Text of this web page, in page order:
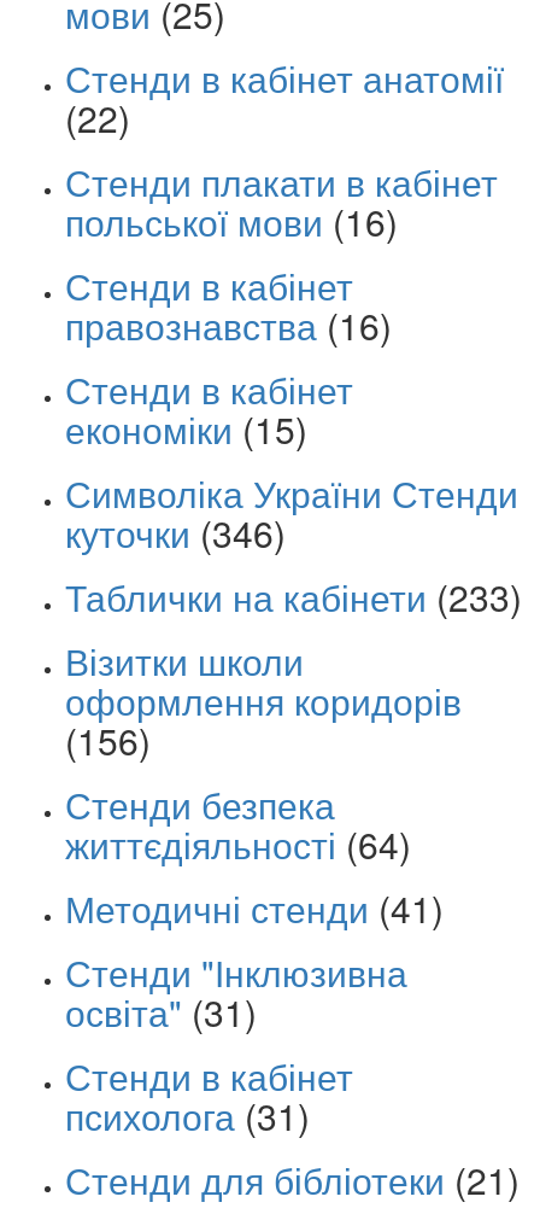
мови (25)
Стенди в кабінет анатомії
(22)
Стенди плакати в кабінет
польської мови (16)
Стенди в кабінет
правознавства (16)
Стенди в кабінет
економіки (15)
Символіка України Стенди
куточки (346)
Таблички на кабінети (233)
Візитки школи
оформлення коридорів
(156)
Стенди безпека
життєдіяльності (64)
Методичні стенди (41)
Стенди "Інклюзивна
освіта" (31)
Стенди в кабінет
психолога (31)
Стенди для бібліотеки (21)